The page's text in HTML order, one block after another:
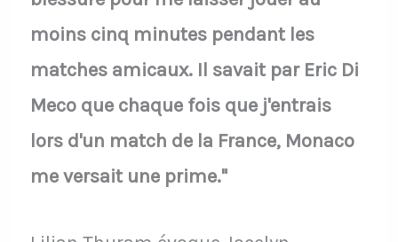
moins cinq minutes pendant les
matches amicaux. Il savait par Eric Di
Meco que chaque fois que j'entrais
lors d'un match de la France, Monaco
me versait une prime."